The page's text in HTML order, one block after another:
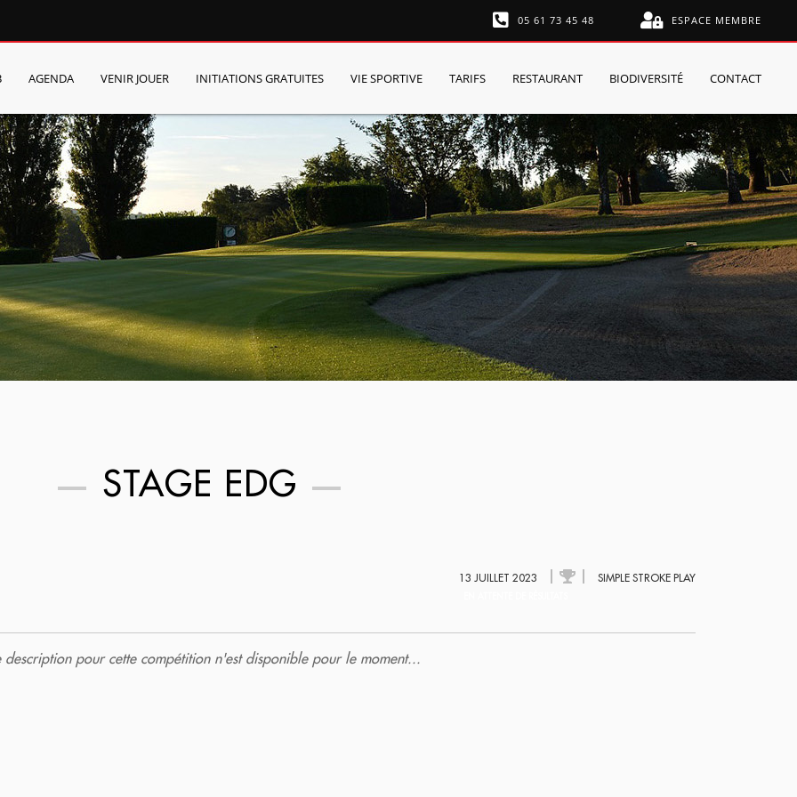
05 61 73 45 48 ESPACE MEMBRE
AGENDA VENIR JOUER INITIATIONS GRATUITES VIE SPORTIVE TARIFS RESTAURANT BIODIVERSITÉ CONTACT
STAGE EDG
13 JUILLET 2023 SIMPLE STROKE PLAY
description pour cette compétition n'est disponible pour le moment...